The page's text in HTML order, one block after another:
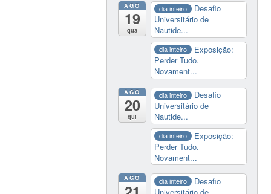
AGO
19
qua
dia inteiro
Desafio
Universitário de
Nautide...
dia inteiro
Exposição:
Perder Tudo.
Novament...
AGO
20
qui
dia inteiro
Desafio
Universitário de
Nautide...
dia inteiro
Exposição:
Perder Tudo.
Novament...
AGO dia inteiro
Desafio